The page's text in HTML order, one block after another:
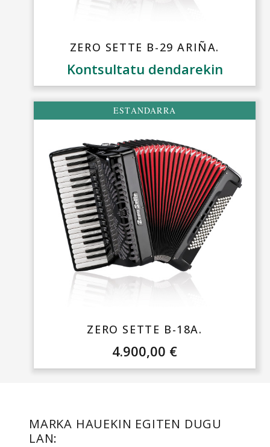
ZERO SETTE B-29 ARIÑA.
Kontsultatu dendarekin
ESTANDARRA
ZERO SETTE B-18A.
4.900,00 €
MARKA HAUEKIN EGITEN DUGU
LAN: